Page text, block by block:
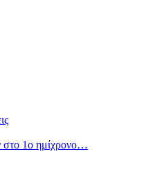
στο 1ο ημίχρονο…